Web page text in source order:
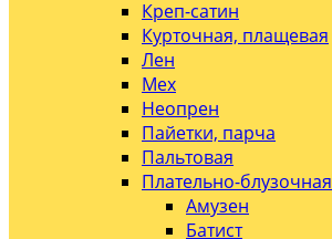
Креп-сатин
Курточная, плащевая
Лен
Мех
Неопрен
Пайетки, парча
Пальтовая
Плательно-блузочная
Амузен
Батист